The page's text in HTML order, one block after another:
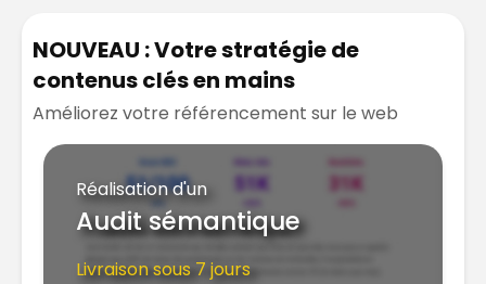
NOUVEAU : Votre stratégie de
contenus clés en mains
Améliorez votre référencement sur le web
Réalisation d'un
Audit sémantique
Livraison sous 7 jours